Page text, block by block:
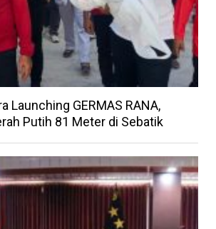
Launching GERMAS RANA,
Putih 81 Meter di Sebatik